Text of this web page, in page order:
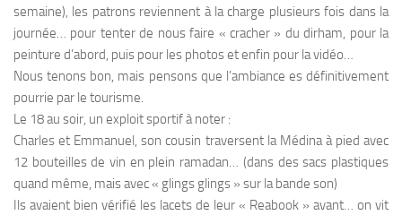
semaine), les patrons reviennent à la charge plusieurs fois dans la
journée… pour tenter de nous faire « cracher » du dirham, pour la
peinture d’abord, puis pour les photos et enfin pour la vidéo…
Nous tenons bon, mais pensons que l’ambiance es définitivement
pourrie par le tourisme.
Le 18 au soir, un exploit sportif à noter :
Charles et Emmanuel, son cousin traversent la Médina à pied avec
12 bouteilles de vin en plein ramadan… (dans des sacs plastiques
quand même, mais avec « glings glings » sur la bande son)
Ils avaient bien vérifié les lacets de leur « Reabook » avant… on vit